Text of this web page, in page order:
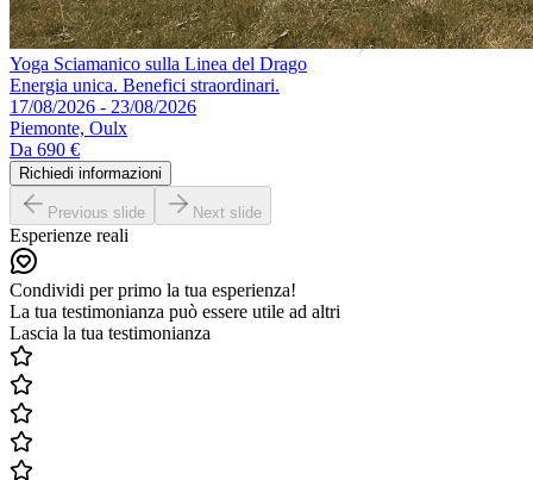
Yoga Sciamanico sulla Linea del Drago
Energia unica. Benefici straordinari.
17/08/2026 - 23/08/2026
Piemonte, Oulx
Da 690 €
Richiedi informazioni
Previous slide Next slide
Esperienze reali
Condividi per primo la tua esperienza!
La tua testimonianza può essere utile ad altri
Lascia la tua testimonianza